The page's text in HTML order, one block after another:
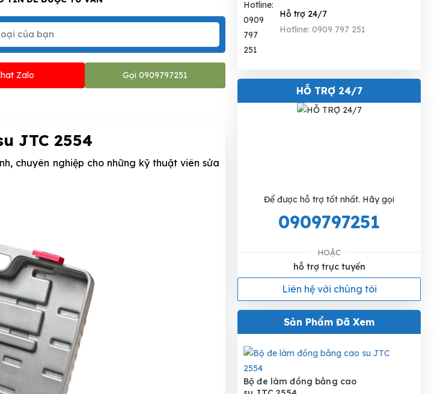
Zalo Gọi 0909797251
JTC 2554
chuyên nghiệp cho những kỹ thuật viên sửa
Hỗ trợ 24/7
Hotline: 0909 797 251
HỖ TRỢ 24/7
Để được hỗ trợ tốt nhất. Hãy gọi
0909797251
HOẶC
hỗ trợ trực tuyến
Liên hệ với chúng tôi
Sản Phẩm Đã Xem
Bộ đe làm đồng bằng cao